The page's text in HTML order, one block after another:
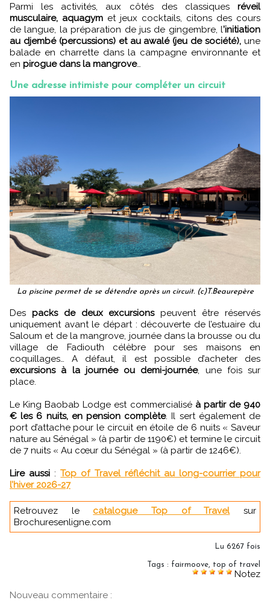
Parmi les activités, aux côtés des classiques réveil
musculaire, aquagym et jeux cocktails, citons des cours
de langue, la préparation de jus de gingembre, l’initiation
au djembé (percussions) et au awalé (jeu de société), une
balade en charrette dans la campagne environnante et
en pirogue dans la mangrove…
Une adresse intimiste pour compléter un circuit
La piscine permet de se détendre après un circuit. (c)T.Beaurepère
Des packs de deux excursionspeuvent être réservés
uniquement avant le départ : découverte de l’estuaire du
Saloum et de la mangrove, journée dans la brousse ou du
village de Fadiouth célèbre pour ses maisons en
coquillages… A défaut, il est possible d’acheter des
excursions à la journée ou demi-journée, une fois sur
place.
Le King Baobab Lodge est commercialisé à partir de 940
€ les 6 nuits, en pension complète. Il sert également de
port d’attache pour le circuit en étoile de 6 nuits « Saveur
nature au Sénégal » (à partir de 1190€) et termine le circuit
de 7 nuits « Au cœur du Sénégal » (à partir de 1246€).
Lire aussi :Top of Travel réfléchit au long-courrier pour
l’hiver 2026-27
Retrouvez le catalogue Top of Travelsur
Brochuresenligne.com
Lu 6267 fois
Tags : fairmoove top of travel
Notez
Nouveau commentaire :